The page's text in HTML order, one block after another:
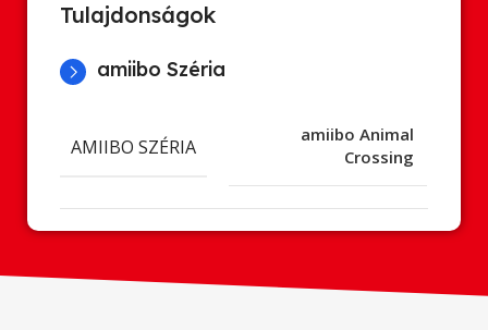
Tulajdonságok
amiibo Széria
AMIIBO SZÉRIA
amiibo Animal
Crossing